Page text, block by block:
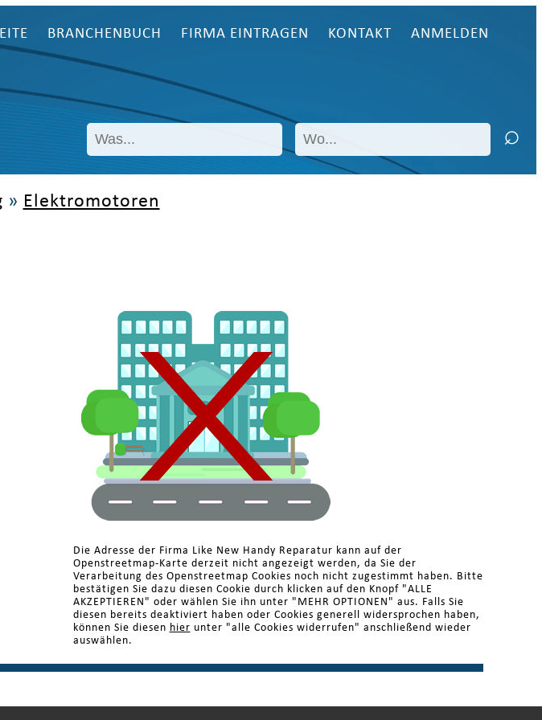
BRANCHENBUCH FIRMA EINTRAGEN KONTAKT ANMELDEN
» Elektromotoren
Die Adresse der Firma Like New Handy Reparatur kann auf der
Openstreetmap-Karte derzeit nicht angezeigt werden, da Sie der
Verarbeitung des Openstreetmap Cookies noch nicht zugestimmt haben. Bitte
bestätigen Sie dazu diesen Cookie durch klicken auf den Knopf "ALLE
AKZEPTIEREN" oder wählen Sie ihn unter "MEHR OPTIONEN" aus. Falls Sie
diesen bereits deaktiviert haben oder Cookies generell widersprochen haben,
können Sie diesen hier unter "alle Cookies widerrufen" anschließend wieder
auswählen.